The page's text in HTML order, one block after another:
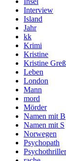
Interview
Island
Jahr
kk
Krimi
Kristine
Kristine
Leben
London
Mann
mord
Mörder
Namen mit B
Namen mit S
Norwegen
Psychopath
Psychothriller